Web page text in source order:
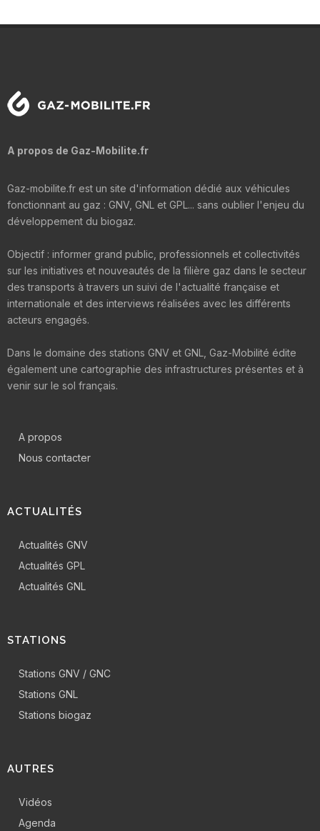
A propos de Gaz-Mobilite.fr
Gaz-mobilite.fr est un site d'information dédié aux véhicules
fonctionnant au gaz : GNV, GNL et GPL... sans oublier l'enjeu du
développement du biogaz.
Objectif : informer grand public, professionnels et collectivités
sur les initiatives et nouveautés de la filière gaz dans le secteur
des transports à travers un suivi de l'actualité française et
internationale et des interviews réalisées avec les différents
acteurs engagés.
Dans le domaine des stations GNV et GNL, Gaz-Mobilité édite
également une cartographie des infrastructures présentes et à
venir sur le sol français.
A propos
Nous contacter
ACTUALITÉS
Actualités GNV
Actualités GPL
Actualités GNL
STATIONS
Stations GNV / GNC
Stations GNL
Stations biogaz
AUTRES
Vidéos
Agenda